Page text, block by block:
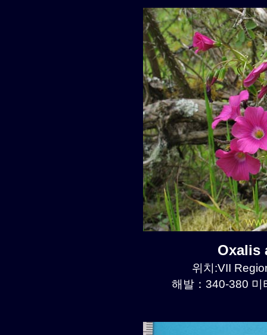
Oxalis
위치:VII
해발：340-380 미